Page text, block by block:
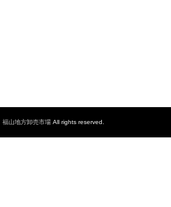
福山地方卸売市場 All rights reserved.